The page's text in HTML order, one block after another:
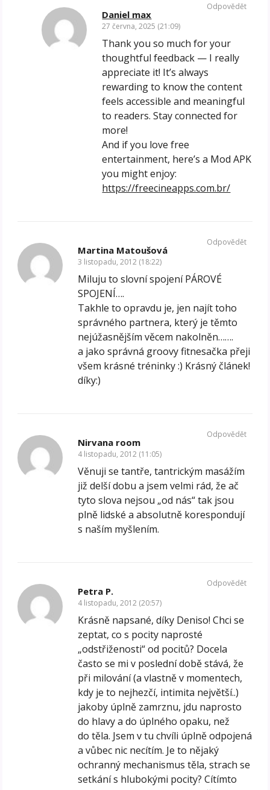
Daniel max
27 června, 2025 (21:09)
Thank you so much for your
thoughtful feedback — I really
appreciate it! It’s always
rewarding to know the content
feels accessible and meaningful
to readers. Stay connected for
more!
And if you love free
entertainment, here’s a Mod APK
you might enjoy:
https://freecineapps.com.br/
Odpovědět
Martina Matoušová
3 listopadu, 2012 (18:22)
Miluju to slovní spojení PÁROVÉ
SPOJENÍ….
Takhle to opravdu je, jen najít toho
správného partnera, který je těmto
nejúžasnějším věcem nakolněn…….
a jako správná groovy fitnesačka přeji
všem krásné tréninky :) Krásný článek!
díky:)
Odpovědět
Nirvana room
4 listopadu, 2012 (11:05)
Věnuji se tantře, tantrickým masážím
již delší dobu a jsem velmi rád, že ač
tyto slova nejsou „od nás“ tak jsou
plně lidské a absolutně korespondují
s naším myšlením.
Odpovědět
Petra P.
4 listopadu, 2012 (20:57)
Krásně napsané, díky Deniso! Chci se
zeptat, co s pocity naprosté
„odstřiženosti“ od pocitů? Docela
často se mi v poslední době stává, že
při milování (a vlastně v momentech,
kdy je to nejhezčí, intimita největší..)
jakoby úplně zamrznu, jdu naprosto
do hlavy a do úplného opaku, než
do těla. Jsem v tu chvíli úplně odpojená
a vůbec nic necítím. Je to nějaký
ochranný mechanismus těla, strach se
setkání s hlubokými pocity? Cítímto
Odpovědět